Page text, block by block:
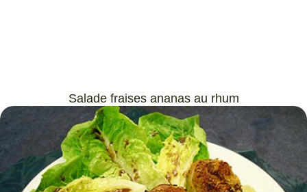
Salade fraises ananas au rhum